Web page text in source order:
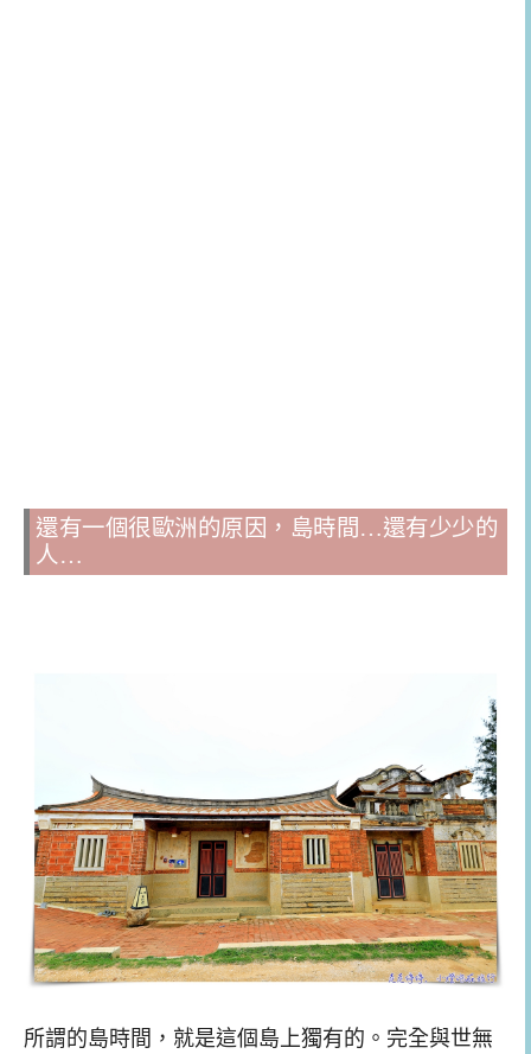
還有一個很歐洲的原因，島時間…還有少少的
人…
所謂的島時間，就是這個島上獨有的。完全與世無